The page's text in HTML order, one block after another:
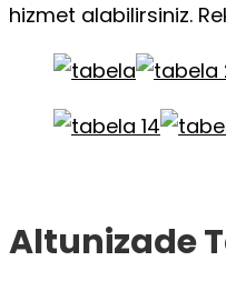
hizmet alabilirsiniz.
Altunizade